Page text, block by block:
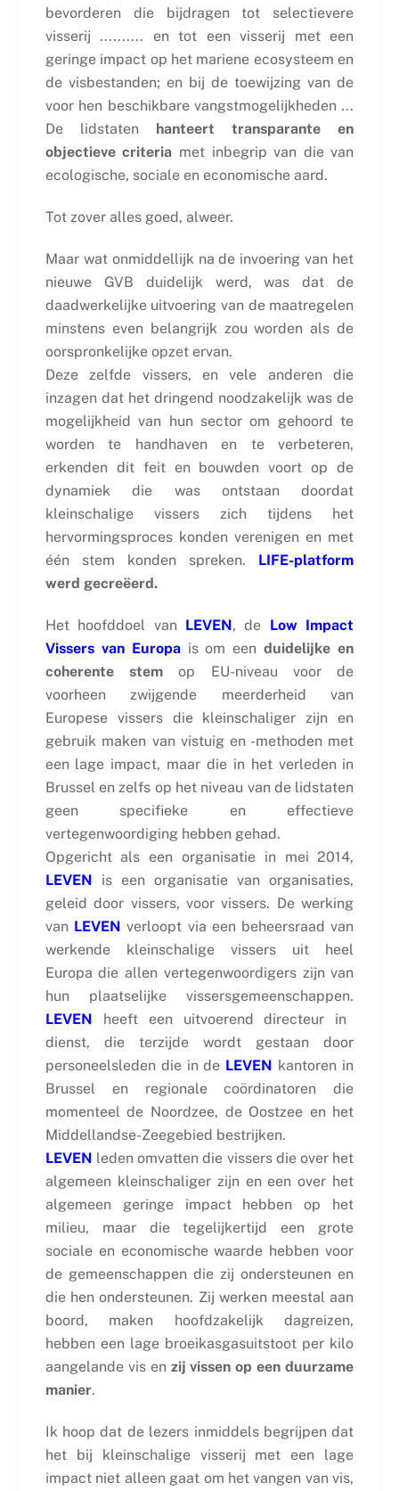
bevorderen die bijdragen tot selectievere
visserij .......... en tot een visserij met een
geringe impact op het mariene ecosysteem en
de visbestanden; en bij de toewijzing van de
voor hen beschikbare vangstmogelijkheden ...
De lidstaten
hanteert transparante en
objectieve criteria met inbegrip van die van
ecologische, sociale en economische aard.
Tot zover alles goed, alweer.
Maar wat onmiddellijk na de invoering van het
nieuwe GVB duidelijk werd, was dat de
daadwerkelijke uitvoering van de maatregelen
minstens even belangrijk zou worden als de
oorspronkelijke opzet ervan.
Deze zelfde vissers, en vele anderen die
inzagen dat het dringend noodzakelijk was de
mogelijkheid van hun sector om gehoord te
worden te handhaven en te verbeteren,
erkenden dit feit en bouwden voort op de
dynamiek die was ontstaan doordat
kleinschalige vissers zich tijdens het
hervormingsproces konden verenigen en met
één stem konden spreken. LIFE-platform
werd gecreëerd.
Het hoofddoel van LEVEN, de Low Impact
Vissers van Europa is om eenduidelijke en
coherente stemop EU-niveau voor de
voorheen zwijgende meerderheid van
Europese vissers die kleinschaliger zijn en
gebruik maken van vistuig en -methoden met
een lage impact, maar die in het verleden in
Brussel en zelfs op het niveau van de lidstaten
geen specifieke en effectieve
vertegenwoordiging hebben gehad.
Opgericht als een organisatie in mei 2014,
LEVEN is een organisatie van organisaties,
geleid door vissers, voor vissers. De werking
van LEVEN verloopt via een beheersraad van
werkende kleinschalige vissers uit heel
Europa die allen vertegenwoordigers zijn van
hun plaatselijke vissersgemeenschappen.
LEVEN heeft een uitvoerend directeur in
dienst, die terzijde wordt gestaan door
personeelsleden die in de LEVEN kantoren in
Brussel en regionale coördinatoren die
momenteel de Noordzee, de Oostzee en het
Middellandse-Zeegebied bestrijken.
LEVEN leden omvatten die vissers die over het
algemeen kleinschaliger zijn en een over het
algemeen geringe impact hebben op het
milieu, maar die tegelijkertijd een grote
sociale en economische waarde hebben voor
de gemeenschappen die zij ondersteunen en
die hen ondersteunen. Zij werken meestal aan
boord, maken hoofdzakelijk dagreizen,
hebben een lage broeikasgasuitstoot per kilo
aangelande vis en zij vissen op een duurzame
manier.
Ik hoop dat de lezers inmiddels begrijpen dat
het bij kleinschalige visserij met een lage
impact niet alleen gaat om het vangen van vis,